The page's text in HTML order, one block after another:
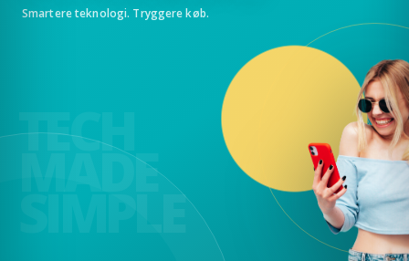
Smartere teknologi. Tryggere køb.
TECH
MADE
SIMPLE